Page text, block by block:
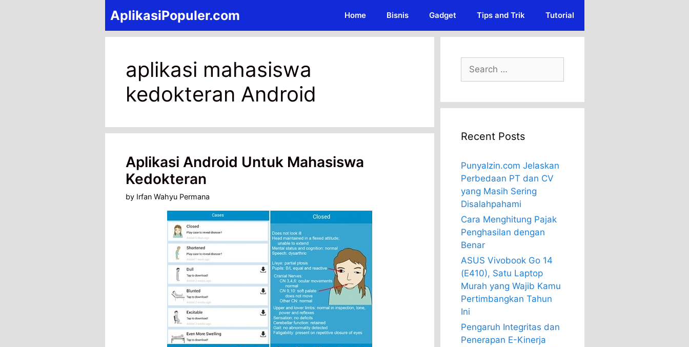
AplikasiPopuler.com Home Bisnis Gadget Tips and Trik Tutorial
aplikasi mahasiswa
kedokteran Android
Aplikasi Android Untuk Mahasiswa
Kedokteran
by Irfan Wahyu Permana
Search
for:
Recent Posts
PunyaIzin.com Jelaskan
Perbedaan PT dan CV
yang Masih Sering
Disalahpahami
Cara Menghitung Pajak
Penghasilan dengan
Benar
ASUS Vivobook Go 14
(E410), Satu Laptop
Murah yang Wajib Kamu
Pertimbangkan Tahun
Ini
Pengaruh Integritas dan
Penerapan E-Kinerja